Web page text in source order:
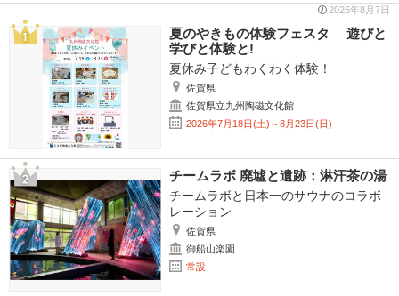
2026年8月7日
夏のやきもの体験フェスタ 遊びと
学びと体験と!
夏休み子どもわくわく体験！
佐賀県
佐賀県立九州陶磁文化館
2026年7月18日(土)～8月23日(日)
チームラボ 廃墟と遺跡：淋汗茶の湯
チームラボと日本一のサウナのコラボ
レーション
佐賀県
御船山楽園
常設